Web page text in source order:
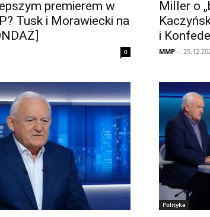
premierem w
Tusk i Morawiecki na
0
Miller o
i
MMP -
Polityka